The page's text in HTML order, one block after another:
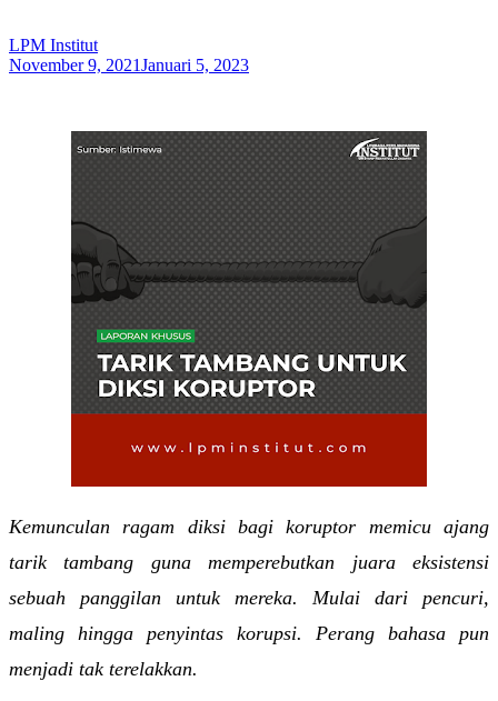
LPM Institut
November 9, 2021Januari 5, 2023
Kemunculan ragam diksi bagi koruptor memicu ajang
tarik tambang guna memperebutkan juara eksistensi
sebuah panggilan untuk mereka. Mulai dari pencuri,
maling hingga penyintas korupsi. Perang bahasa pun
menjadi tak terelakkan.